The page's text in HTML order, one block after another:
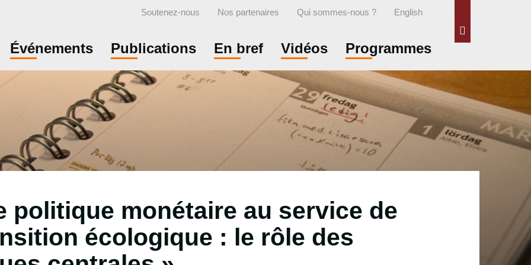
Soutenez-nous Nos partenaires Qui sommes-nous ? English
Événements Publications En bref Vidéos Programmes
politique monétaire au service de
écologique : le rôle des